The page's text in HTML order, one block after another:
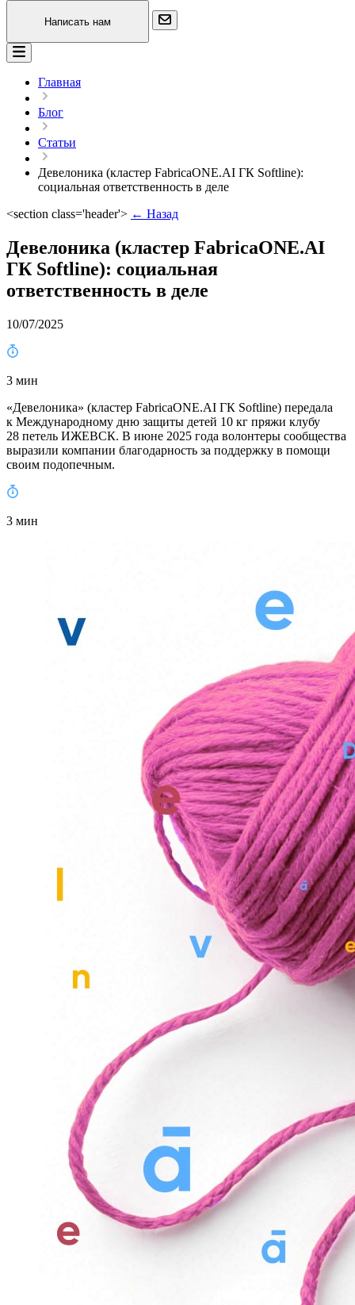
Написать нам
Главная
Блог
Статьи
Девелоника (кластер FabricaONE.AI ГК Softline):
социальная ответственность в деле
<section class='header'> ← Назад
Девелоника (кластер FabricaONE.AI
ГК Softline): социальная
ответственность в деле
10/07/2025
3 мин
«Девелоника» (кластер FabricaONE.AI ГК Softline) передала
к Международному дню защиты детей 10 кг пряжи клубу
28 петель ИЖЕВСК. В июне 2025 года волонтеры сообщества
выразили компании благодарность за поддержку в помощи
своим подопечным.
3 мин